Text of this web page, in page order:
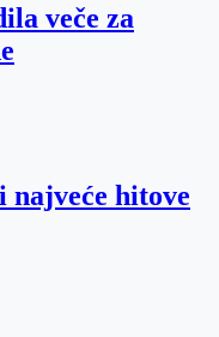
veče za
hitove